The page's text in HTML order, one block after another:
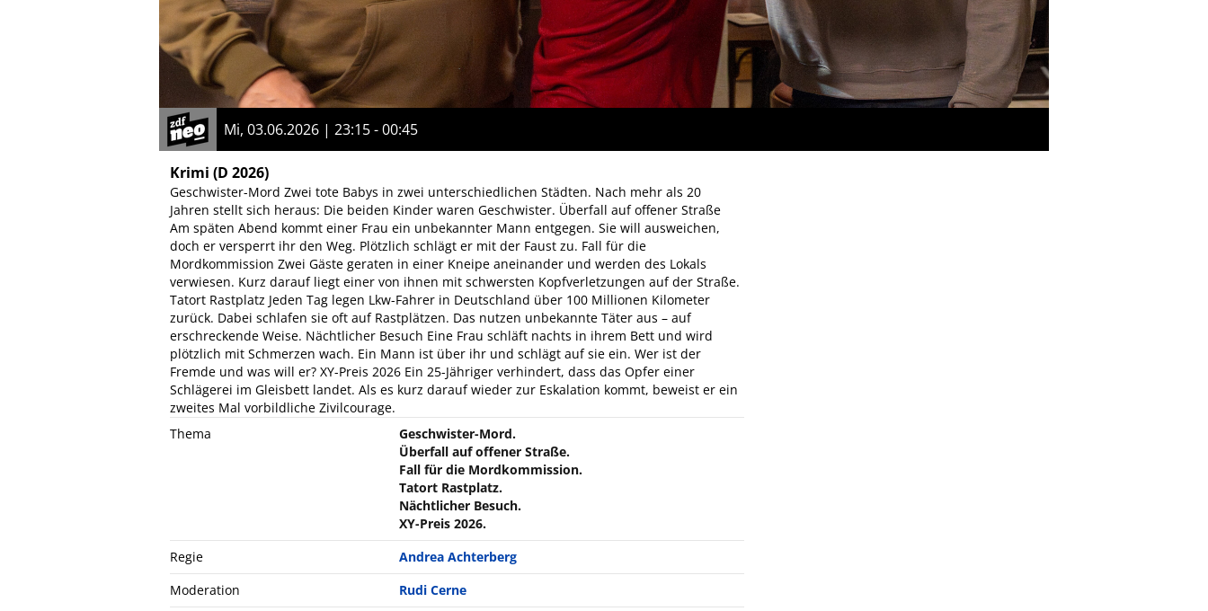
Mi, 03.06.2026 | 23:15 - 00:45
Krimi (D 2026)
Geschwister-Mord Zwei tote Babys in zwei unterschiedlichen Städten. Nach mehr als 20
Jahren stellt sich heraus: Die beiden Kinder waren Geschwister. Überfall auf offener Straße
Am späten Abend kommt einer Frau ein unbekannter Mann entgegen. Sie will ausweichen,
doch er versperrt ihr den Weg. Plötzlich schlägt er mit der Faust zu. Fall für die
Mordkommission Zwei Gäste geraten in einer Kneipe aneinander und werden des Lokals
verwiesen. Kurz darauf liegt einer von ihnen mit schwersten Kopfverletzungen auf der Straße.
Tatort Rastplatz Jeden Tag legen Lkw-Fahrer in Deutschland über 100 Millionen Kilometer
zurück. Dabei schlafen sie oft auf Rastplätzen. Das nutzen unbekannte Täter aus – auf
erschreckende Weise. Nächtlicher Besuch Eine Frau schläft nachts in ihrem Bett und wird
plötzlich mit Schmerzen wach. Ein Mann ist über ihr und schlägt auf sie ein. Wer ist der
Fremde und was will er? XY-Preis 2026 Ein 25-Jähriger verhindert, dass das Opfer einer
Schlägerei im Gleisbett landet. Als es kurz darauf wieder zur Eskalation kommt, beweist er ein
zweites Mal vorbildliche Zivilcourage.
Thema
Geschwister-Mord.
Überfall auf offener Straße.
Fall für die Mordkommission.
Tatort Rastplatz.
Nächtlicher Besuch.
XY-Preis 2026.
Regie
Andrea Achterberg
Moderation
Rudi Cerne